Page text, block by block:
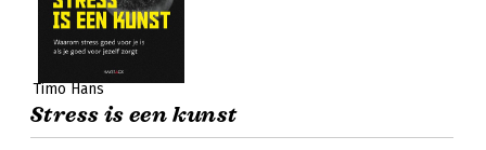
Timo Hans
Stress is een kunst